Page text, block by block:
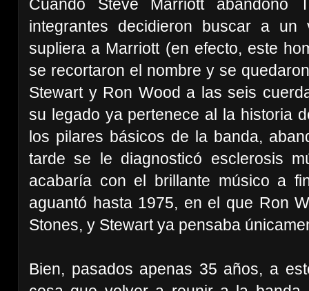
Cuando Steve Marriott abandonó
integrantes decidieron buscar a
supliera a Marriott (en efecto, este
se recortaron el nombre y se
Stewart y Ron Wood a las seis
su legado ya pertenece al la historia
los pilares básicos de la banda,
tarde se le diagnosticó esclerosis
acabaría con el brillante músico a
aguantó hasta 1975, en el que Ron
Stones, y Stewart ya pensaba
Bien, pasados apenas 35 años, a